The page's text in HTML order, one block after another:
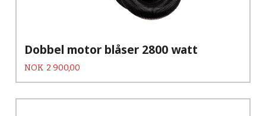
Dobbel motor blåser 2800 watt
Pris
NOK 2 900,00